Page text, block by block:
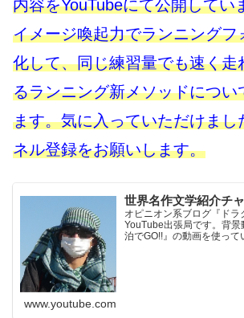
内容をYouTubeにて公開してい
イメージ喚起力でランニングフ
化して、同じ練習量でも速く走
るランニング新メソッドについ
ます。気に入っていただけまし
ネル登録をお願いします。
世界名作文学紹介チ
オピニオン系ブログ『ドラ
YouTube出張局です。背
泊でGO!!』の動画を使って
www.youtube.com